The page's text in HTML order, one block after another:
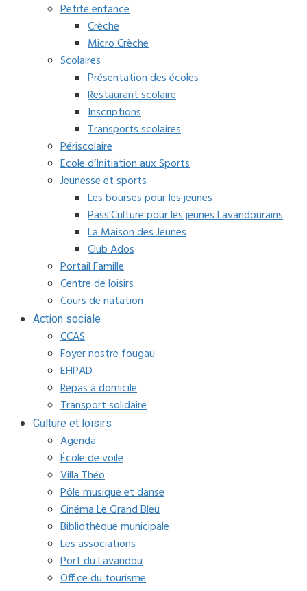
Petite enfance
Crèche
Micro Crèche
Scolaires
Présentation des écoles
Restaurant scolaire
Inscriptions
Transports scolaires
Périscolaire
Ecole d’Initiation aux Sports
Jeunesse et sports
Les bourses pour les jeunes
Pass’Culture pour les jeunes Lavandourains
La Maison des Jeunes
Club Ados
Portail Famille
Centre de loisirs
Cours de natation
Action sociale
CCAS
Foyer nostre fougau
EHPAD
Repas à domicile
Transport solidaire
Culture et loisirs
Agenda
École de voile
Villa Théo
Pôle musique et danse
Cinéma Le Grand Bleu
Bibliothèque municipale
Les associations
Port du Lavandou
Office du tourisme